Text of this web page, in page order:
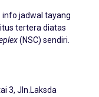
info jadwal tayang
tertera diatas
(NSC) sendiri.
3, Jln.Laksda